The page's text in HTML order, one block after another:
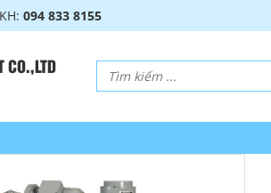
094 833 8155
CO.,LTD